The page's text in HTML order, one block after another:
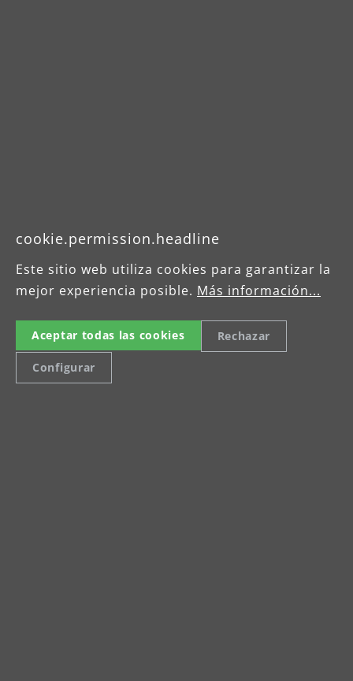
04420 Markranstädt
menzer.footer.fax
info@menzer-tools.com
Imprint
cookie.permission.headline
Este sitio web utiliza cookies para garantizar la
mejor experiencia posible. Más información...
Aceptar todas las cookies Rechazar
Configurar